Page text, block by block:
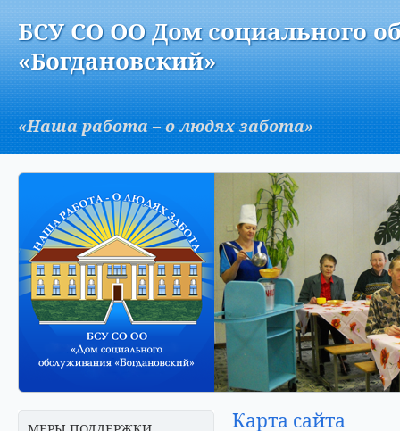
AБСУ СО ОО Дом социального
«Богдановский»
«Наша работа – о людях забота»
Карта сайта